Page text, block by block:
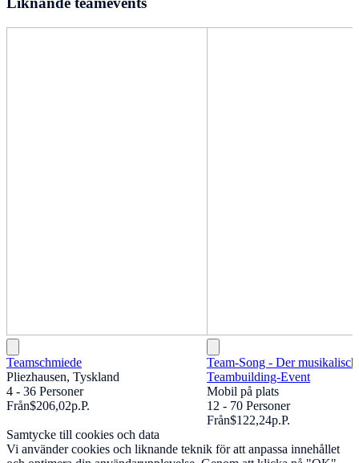
Teamschmiede
Pliezhausen, Tyskland
4 - 36 Personer
Från$206,02p.P.
Team-Song - Der
Teambuilding-Event
Mobil på plats
12 - 70 Personer
Från$122,24p.P.
Samtycke till cookies och data
Vi använder cookies och liknande teknik för att anpassa innehållet